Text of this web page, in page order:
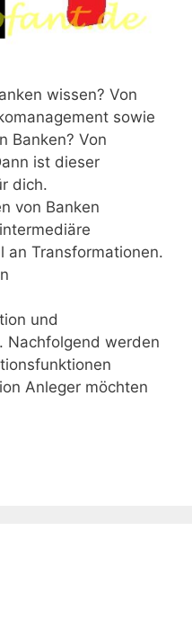
wissen? Von
sowie
Banken? Von
ist dieser
dich.
von Banken
an Transformationen.
und
Nachfolgend werden
Anleger möchten